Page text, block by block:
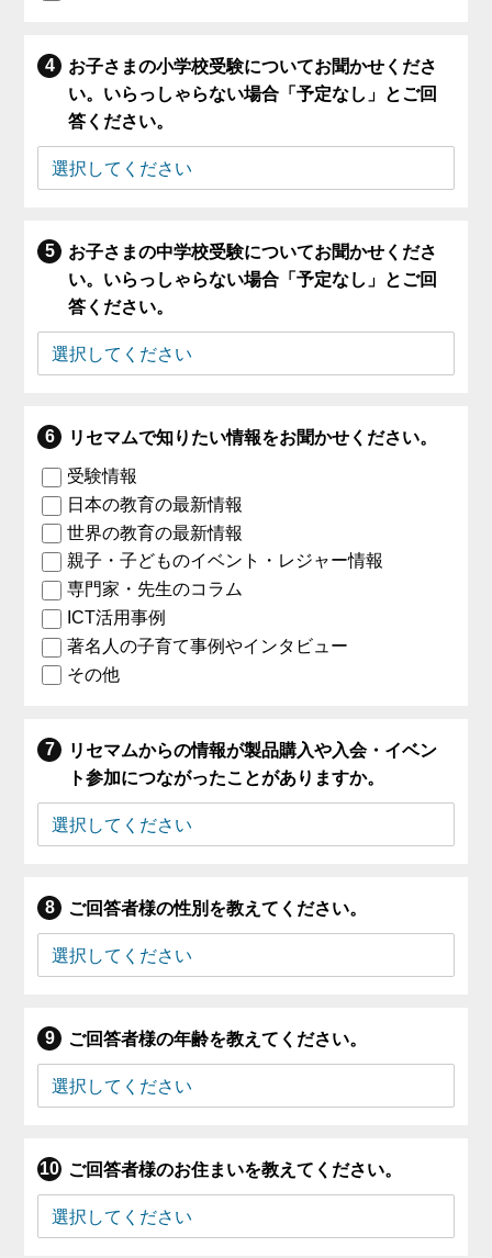
お子さまの小学校受験についてお聞かせくださ
い。いらっしゃらない場合「予定なし」とご回
答ください。
お子さまの中学校受験についてお聞かせくださ
い。いらっしゃらない場合「予定なし」とご回
答ください。
リセマムで知りたい情報をお聞かせください。
受験情報
日本の教育の最新情報
世界の教育の最新情報
親子・子どものイベント・レジャー情報
専門家・先生のコラム
ICT活用事例
著名人の子育て事例やインタビュー
その他
リセマムからの情報が製品購入や入会・イベン
ト参加につながったことがありますか。
ご回答者様の性別を教えてください。
ご回答者様の年齢を教えてください。
ご回答者様のお住まいを教えてください。